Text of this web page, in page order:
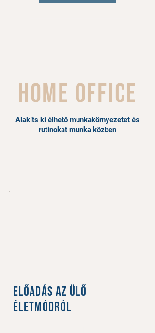
home office
Alakíts ki élhető munkakörnyezetet és
rutinokat munka közben
Előadás az ülő
életmódról